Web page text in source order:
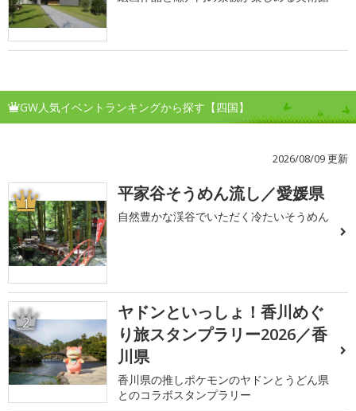
GW人気イベントランキングから探す【四国】
2026/08/09 更新
1 平家谷そうめん流し／愛媛県
自然豊かな渓谷でいただく冷たいそうめん
2
ヤドンといっしょ！香川めぐ
り旅スタンプラリー2026／香
川県
香川県の推しポケモンのヤドンとうどん県
とのコラボスタンプラリー